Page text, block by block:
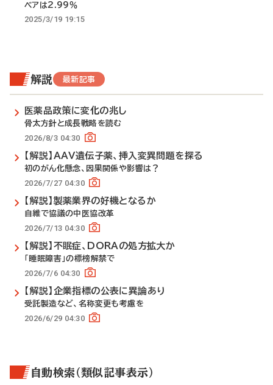
ベアは2.99％
2025/3/19 19:15
解説 最新記事
医薬品政策に変化の兆し
骨太方針と成長戦略を読む
2026/8/3 04:30
【解説】AAV遺伝子薬、挿入変異問題を探る
初のがん化懸念、因果関係や影響は？
2026/7/27 04:30
【解説】製薬業界の好機となるか
自維で協議の中医協改革
2026/7/13 04:30
【解説】不眠症、DORAの処方拡大か
「睡眠障害」の標榜解禁で
2026/7/6 04:30
【解説】企業指標の公表に異論あり
受託製造など、名称変更も考慮を
2026/6/29 04:30
自動検索（類似記事表示）